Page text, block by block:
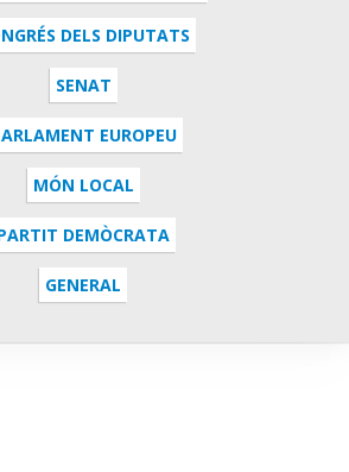
DELS DIPUTATS
SENAT
EUROPEU
MÓN LOCAL
DEMÒCRATA
GENERAL